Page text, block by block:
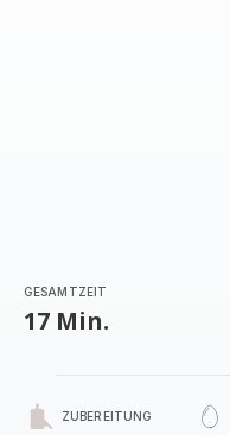
GESAMTZEIT
17 Min.
ZUBEREITUNG